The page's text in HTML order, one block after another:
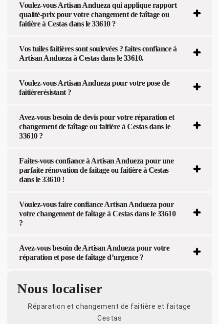
Voulez-vous Artisan Andueza qui applique rapport
qualité-prix pour votre changement de faîtage ou
faitière à Cestas dans le 33610 ?
Vos tuiles faitières sont soulevées ? faites confiance à
Artisan Andueza à Cestas dans le 33610.
Voulez-vous Artisan Andueza pour votre pose de
faitièrerésistant ?
Avez-vous besoin de devis pour votre réparation et
changement de faîtage ou faitière à Cestas dans le
33610 ?
Faites-vous confiance à Artisan Andueza pour une
parfaite rénovation de faitage ou faitière à Cestas
dans le 33610 !
Voulez-vous faire confiance Artisan Andueza pour
votre changement de faîtage à Cestas dans le 33610
?
Avez-vous besoin de Artisan Andueza pour votre
réparation et pose de faîtage d’urgence ?
Nous localiser
Réparation et changement de faitière et faitage
Cestas